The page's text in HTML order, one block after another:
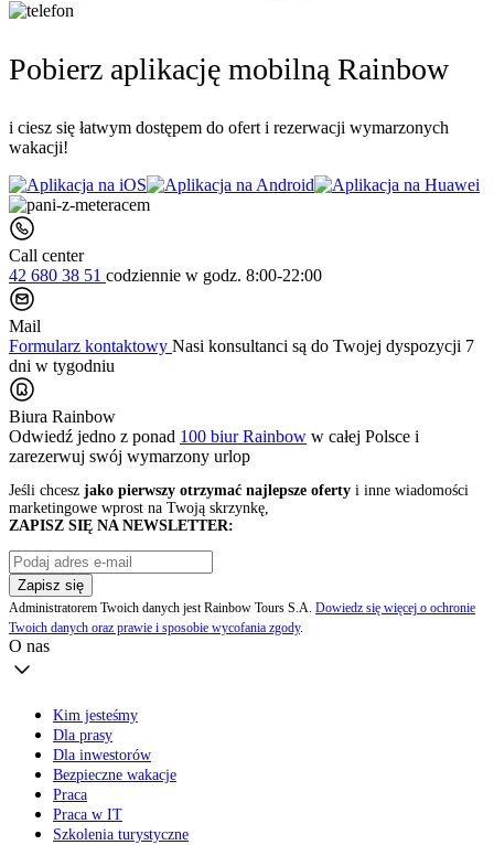
Pobierz aplikację mobilną Rainbow
i ciesz się łatwym dostępem do ofert i rezerwacji wymarzonych
wakacji!
Call center
42 680 38 51 codziennie w godz. 8:00-22:00
Mail
Formularz kontaktowy Nasi konsultanci są do Twojej dyspozycji 7
dni w tygodniu
Biura Rainbow
Odwiedź jedno z ponad 100 biur Rainbow w całej Polsce i
zarezerwuj swój wymarzony urlop
Jeśli chcesz jako pierwszy otrzymać najlepsze oferty i inne wiadomości
marketingowe wprost na Twoją skrzynkę,
ZAPISZ SIĘ NA NEWSLETTER:
Zapisz się
Administratorem Twoich danych jest Rainbow Tours S.A. Dowiedz się więcej o ochronie
Twoich danych oraz prawie i sposobie wycofania zgody.
O nas
Kim jesteśmy
Dla prasy
Dla inwestorów
Bezpieczne wakacje
Praca
Praca w IT
Szkolenia turystyczne